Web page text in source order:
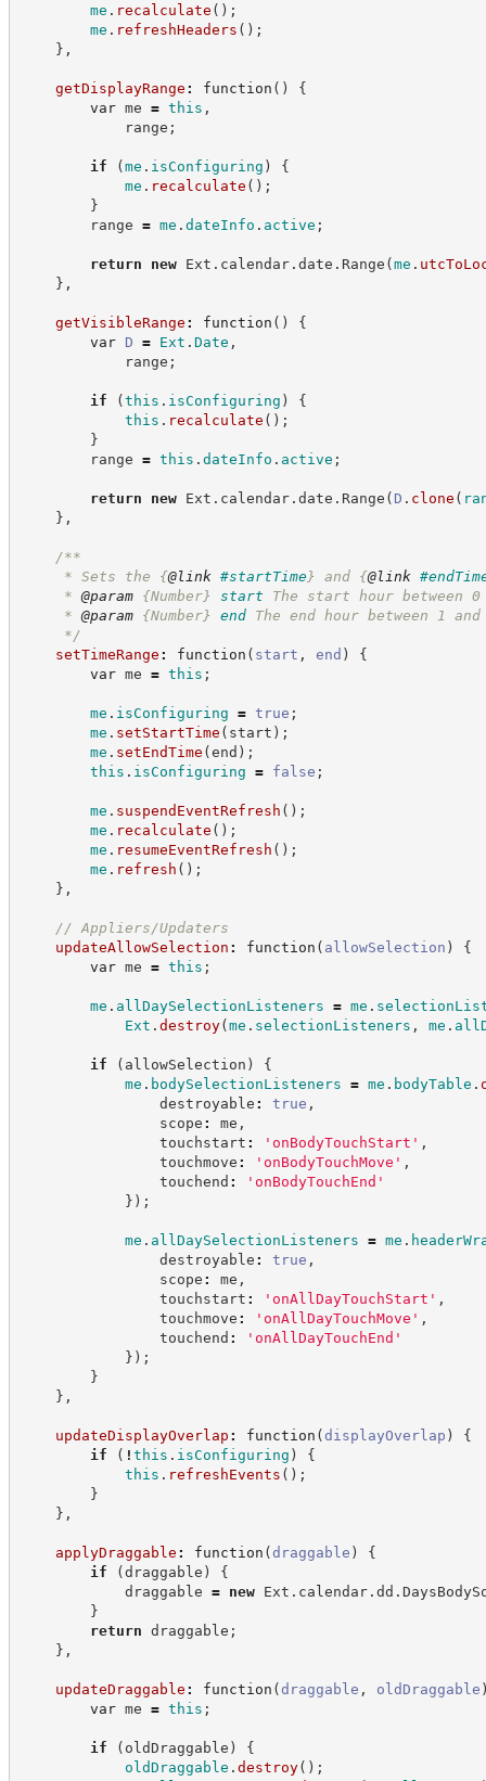
me . recalculate ( ) ;
me . refreshHeaders ( ) ;
} ,
getDisplayRange : function ( )
{
var me = this ,
range ;
if (me . isConfiguring )
{
me . recalculate ( ) ;
}
range = me . dateInfo . active ;
return new Ext . calendar. date . Range (me .
} ,
getVisibleRange : function ( )
{
var
D = Ext . Date ,
range ;
if (this . isConfiguring )
{
this . recalculate ( ) ;
}
range = this . dateInfo . active ;
return new Ext . calendar. date . Range ( D . clone (
} ,
/**
* Sets the {@link #startTime} and {@link
* @param {Number} start
The start hour between 0
* @param {Number} end
The end hour between 1
*/
setTimeRange : function ( start , end )
{
var me = this ;
me . isConfiguring = true ;
me . setStartTime ( start ) ;
me . setEndTime (end ) ;
this . isConfiguring = false ;
me . suspendEventRefresh ( ) ;
me . recalculate ( ) ;
me . resumeEventRefresh ( ) ;
me . refresh ( ) ;
} ,
// Appliers/Updaters
updateAllowSelection : function ( allowSelection )
{
var me = this ;
me . allDaySelectionListeners = me .
Ext . destroy(me . selectionListeners , me .
if ( allowSelection )
{
me . bodySelectionListeners = me . bodyTable .
destroyable : true ,
scope : me ,
touchstart : ' onBodyTouchStart ' ,
touchmove : ' onBodyTouchMove ' ,
touchend : ' onBodyTouchEnd '
} ) ;
me . allDaySelectionListeners = me .
destroyable : true ,
scope : me ,
touchstart : ' onAllDayTouchStart ' ,
touchmove : ' onAllDayTouchMove ' ,
touchend : ' onAllDayTouchEnd '
} ) ;
}
} ,
updateDisplayOverlap : function (displayOverlap )
{
if
( ! this . isConfiguring )
{
this . refreshEvents ( ) ;
}
} ,
applyDraggable : function (draggable )
{
if
(draggable )
{
draggable = new Ext . calendar. dd .
}
return draggable ;
} ,
updateDraggable : function (draggable , oldDraggable
var me = this ;
if ( oldDraggable )
{
oldDraggable . destroy( ) ;